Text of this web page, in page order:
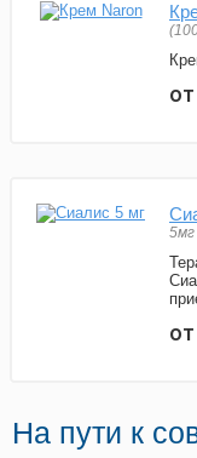
5мг
На пути к